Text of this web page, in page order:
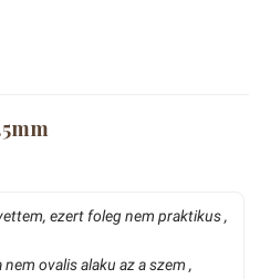
ezert foleg nem praktikus ,
ovalis alaku az a szem ,